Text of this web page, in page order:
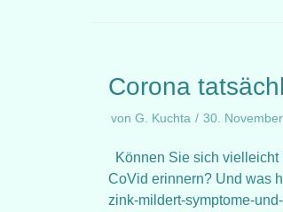
Corona
von G. Kuchta 30.
Können Sie sich vielleicht
CoVid erinnern? Und was
zink-mildert-symptome-